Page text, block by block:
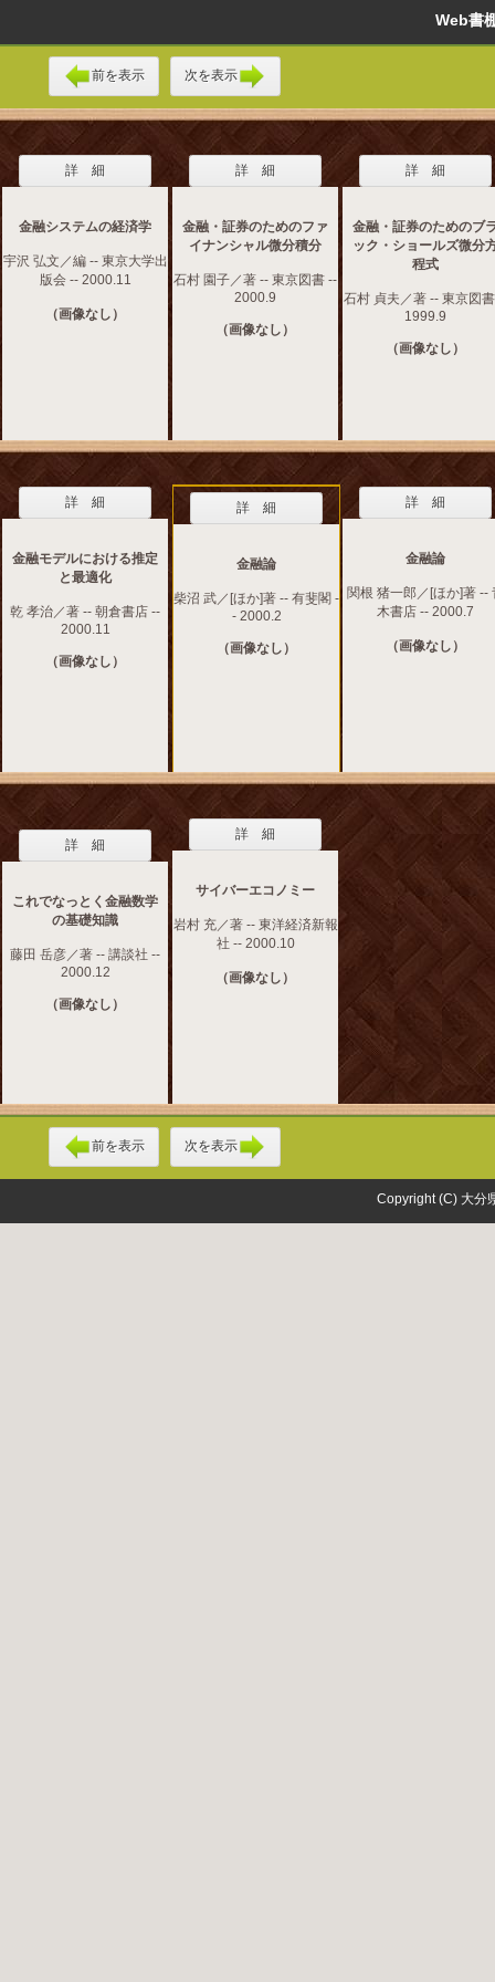
Web
前を表示 次を表示
詳 細
金融システムの経済学
宇沢 弘文／編 -- 東京大学出
版会 -- 2000.11
（画像なし）
詳 細
金融・証券のためのファ
イナンシャル微分積分
石村 園子／著 -- 東京図書 --
2000.9
（画像なし）
詳 細
金融・証券のためのブ
ック・ショールズ微分
程式
石村 貞夫／著 -- 東京図
1999.9
（画像なし）
詳 細
金融モデルにおける推定
と最適化
乾 孝治／著 -- 朝倉書店 --
2000.11
（画像なし）
詳 細
金融論
柴沼 武／[ほか]著 -- 有斐閣 -
- 2000.2
（画像なし）
詳 細
金融論
関根 猪一郎／[ほか]著 --
木書店 -- 2000.7
（画像なし）
詳 細
これでなっとく金融数学
の基礎知識
藤田 岳彦／著 -- 講談社 --
2000.12
（画像なし）
詳 細
サイバーエコノミー
岩村 充／著 -- 東洋経済新報
社 -- 2000.10
（画像なし）
前を表示 次を表示
Copyright (C) 大分